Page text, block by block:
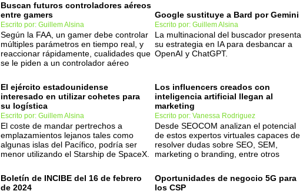
Buscan futuros controladores aéreos
entre gamers
Escrito por: Guillem Alsina
Según la FAA, un gamer debe controlar
múltiples parámetros en tiempo real, y
reaccionar rápidamente, cualidades que
se le piden a un controlador aéreo
Google sustituye a Bard por Gemini
Escrito por: Guillem Alsina
La multinacional del buscador presenta
su estrategia en IA para desbancar a
OpenAI y ChatGPT.
El ejército estadounidense
interesado en utilizar cohetes para
su logística
Escrito por: Guillem Alsina
El coste de mandar pertrechos a
emplazamientos lejanos tales como
algunas islas del Pacífico, podría ser
menor utilizando el Starship de SpaceX.
Los influencers creados con
inteligencia artificial llegan al
marketing
Escrito por: Vanessa Rodriguez
Desde SEOCOM analizan el potencial
de estos expertos virtuales capaces de
resolver dudas sobre SEO, SEM,
marketing o branding, entre otros
Boletín de INCIBE del 16 de febrero
de 2024
Oportunidades de negocio 5G para
los CSP